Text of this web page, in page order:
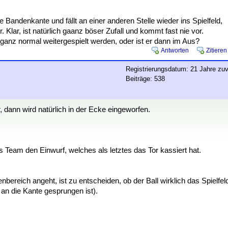
und fällt an einer anderen Stelle wieder ins Spielfeld,
Klar, ist natürlich gaanz böser Zufall und kommt fast nie vor.
normal weitergespielt werden, oder ist er dann im Aus?
Antworten Zitieren
Registrierungsdatum: 21 Jahre
Beiträge: 538
wird natürlich in der Ecke eingeworfen.
den Einwurf, welches als letztes das Tor kassiert hat.
angeht, ist zu entscheiden, ob der Ball wirklich das
die Kante gesprungen ist).